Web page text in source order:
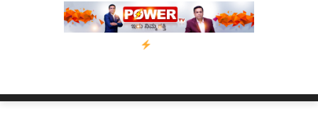
ನ್ಯೂಸ್ ಕಾರ್ಪ್‌ಗೆ ಎಐಯಿಂದ ಸಂಕಷ್ಟ: ಆಸ್ಟ್ರೇಲಿಯಾದಲ್ಲಿ